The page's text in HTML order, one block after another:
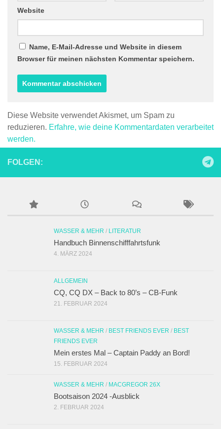
Website
Name, E-Mail-Adresse und Website in diesem
Browser für meinen nächsten Kommentar speichern.
Diese Website verwendet Akismet, um Spam zu
reduzieren. Erfahre, wie deine Kommentardaten verarbeitet
werden.
FOLGEN:
WASSER & MEHR / LITERATUR
Handbuch Binnenschifffahrtsfunk
4. MÄRZ 2024
ALLGEMEIN
CQ, CQ DX – Back to 80’s – CB-Funk
21. FEBRUAR 2024
WASSER & MEHR / BEST FRIENDS EVER / BEST
FRIENDS EVER
Mein erstes Mal – Captain Paddy an Bord!
15. FEBRUAR 2024
WASSER & MEHR / MACGREGOR 26X
Bootsaison 2024 -Ausblick
2. FEBRUAR 2024